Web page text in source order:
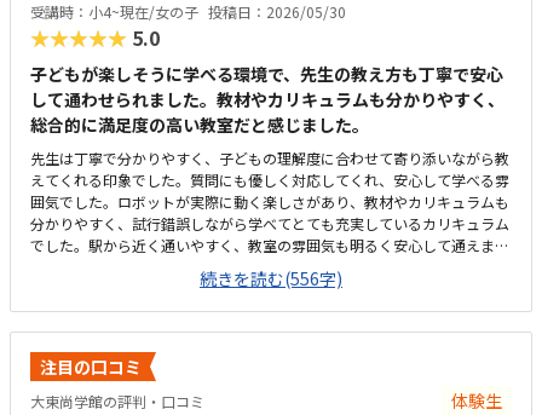
受講時：小4~現在/女の子 投稿日：2026/05/30
★★★★★ 5.0
子どもが楽しそうに学べる環境で、先生の教え方も丁寧で安心
して通わせられました。教材やカリキュラムも分かりやすく、
総合的に満足度の高い教室だと感じました。
先生は丁寧で分かりやすく、子どもの理解度に合わせて寄り添いながら教
えてくれる印象でした。質問にも優しく対応してくれ、安心して学べる雰
囲気でした。ロボットが実際に動く楽しさがあり、教材やカリキュラムも
分かりやすく、試行錯誤しながら学べてとても充実しているカリキュラム
でした。駅から近く通いやすく、教室の雰囲気も明るく安心して通えまし
た。教室は明るく学びやすい雰囲気でしたが、共同のトイレが和式のみし
かなく、娘が和式トイレを使えないため設備面がもう少し配慮されている
と安心して通えると感じました。料金設定は内容に対して妥当で、負担も
特に感じませんでした。カリキュラムやサポート面を考えると納得できる
価格で、安心して続けられると感じました。教室は明るく安心でき、子ど
もが楽しそうに取り組む姿が親として嬉しかったです。特にロボットが動
いた瞬間の笑顔が印象的で、意欲的に学べる環境だと感じました。教室自
続きを読む(556字)
注目の口コミ
大東尚学館の評判・口コミ 体験生